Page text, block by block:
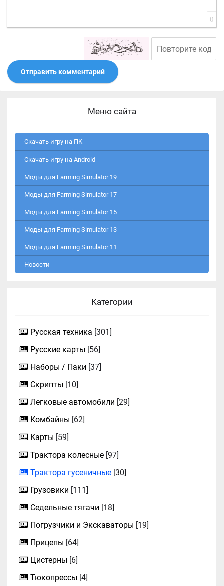
0
Отправить комментарий
Меню сайта
Скачать игру на ПК
Скачать игру на Android
Моды для Farming Simulator 19
Моды для Farming Simulator 17
Моды для Farming Simulator 15
Моды для Farming Simulator 13
Моды для Farming Simulator 11
Новости
Категории
Русская техника [301]
Русские карты [56]
Наборы / Паки [37]
Скрипты [10]
Легковые автомобили [29]
Комбайны [62]
Карты [59]
Трактора колесные [97]
Трактора гусеничные [30]
Грузовики [111]
Седельные тягачи [18]
Погрузчики и Экскаваторы [19]
Прицепы [64]
Цистерны [6]
Тюкопрессы [4]